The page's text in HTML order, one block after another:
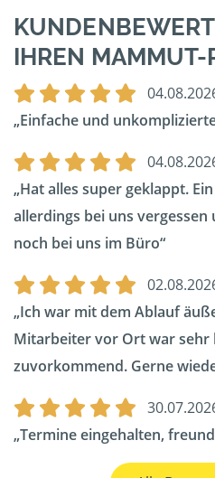
IHREN MAMMUT-
Einfache und
Hat alles super geklappt.
allerdings bei uns
noch bei uns im Büro
Ich war mit dem Ablauf
Mitarbeiter vor Ort war sehr
zuvorkommend. Gerne
Termine eingehalten,